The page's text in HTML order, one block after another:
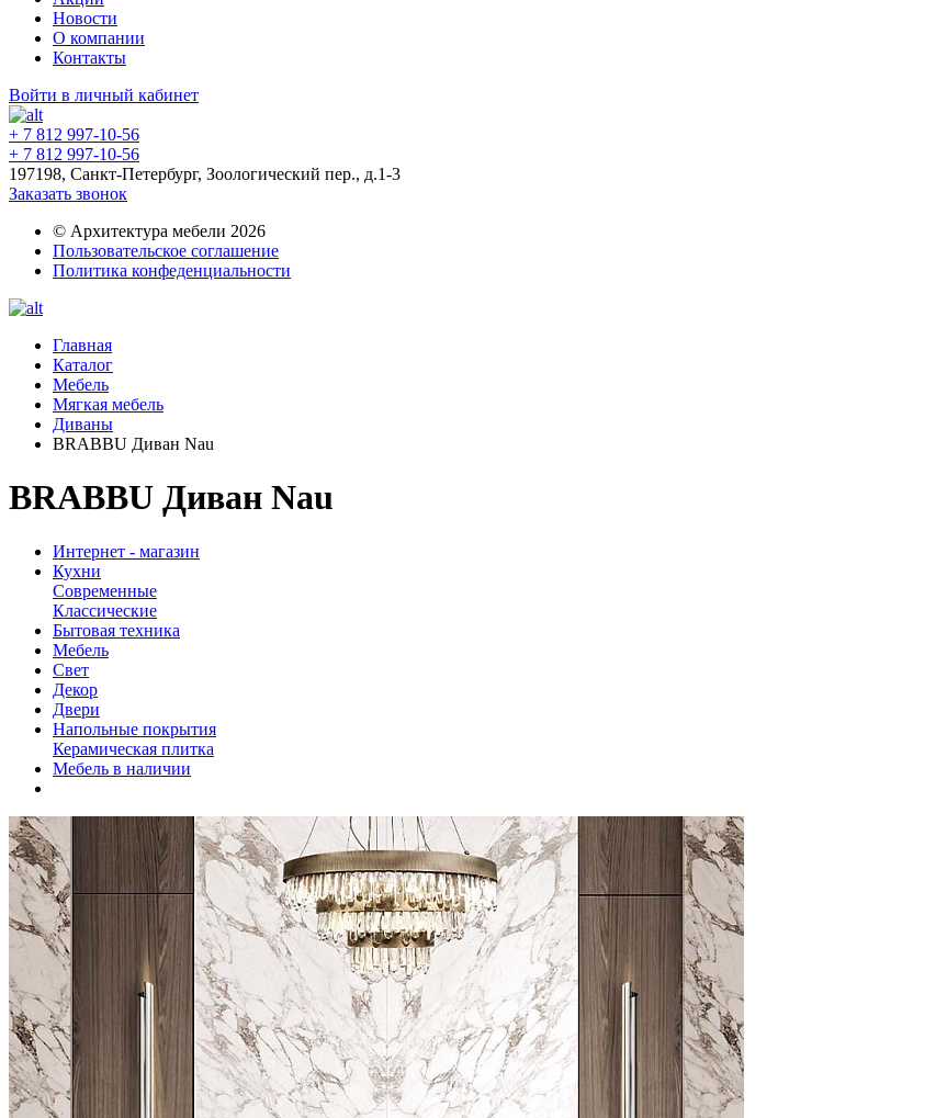
Новости
О компании
Контакты
Войти в личный кабинет
+ 7 812 997-10-56
+ 7 812 997-10-56
197198, Санкт-Петербург, Зоологический пер., д.1-3
Заказать звонок
© Архитектура мебели 2026
Пользовательское соглашение
Политика конфеденциальности
Главная
Каталог
Мебель
Мягкая мебель
Диваны
BRABBU Диван Nau
BRABBU Диван Nau
Интернет - магазин
Кухни
Современные
Классические
Бытовая техника
Мебель
Свет
Декор
Двери
Напольные покрытия
Керамическая плитка
Мебель в наличии